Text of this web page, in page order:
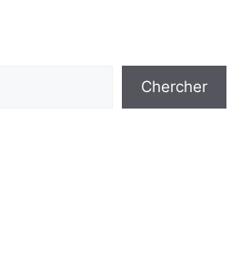
Chercher